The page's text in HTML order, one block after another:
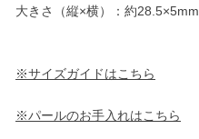
大きさ（縦×横）：約28.5×5mm
※サイズガイドはこちら
※パールのお手入れはこちら